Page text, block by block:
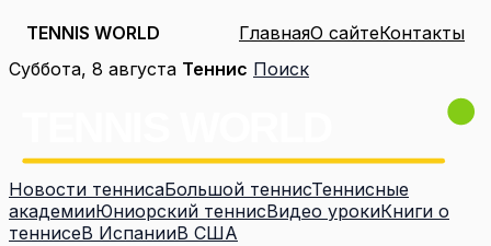
TENNIS WORLD ГлавнаяО сайтеКонтакты
Перейти
Суббота, 8 августа Теннис Поиск
Новости теннисаБольшой теннисТеннисные
академииЮниорский теннисВидео урокиКниги о
теннисеВ ИспанииВ США